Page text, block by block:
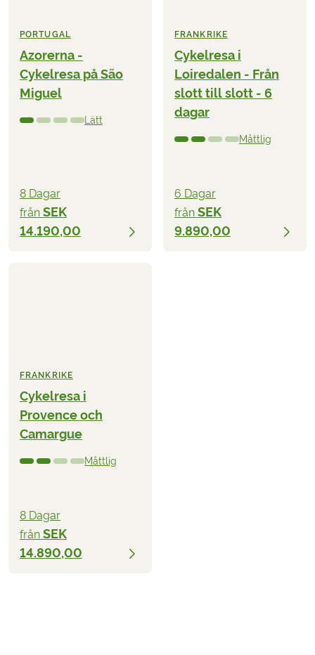
PORTUGAL
Azorerna -
Cykelresa på São
Miguel
Lätt
8 Dagar
från SEK
14.190,00
FRANKRIKE
Cykelresa i
Loiredalen - Från
slott till slott - 6
dagar
Måttlig
6 Dagar
från SEK
9.890,00
FRANKRIKE
Cykelresa i
Provence och
Camargue
Måttlig
8 Dagar
från SEK
14.890,00